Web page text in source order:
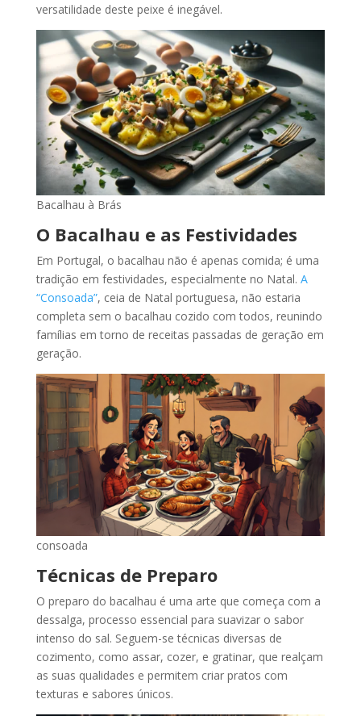
versatilidade deste peixe é inegável.
Bacalhau à Brás
O Bacalhau e as Festividades
Em Portugal, o bacalhau não é apenas comida; é uma
tradição em festividades, especialmente no Natal. A
“Consoada”, ceia de Natal portuguesa, não estaria
completa sem o bacalhau cozido com todos, reunindo
famílias em torno de receitas passadas de geração em
geração.
consoada
Técnicas de Preparo
O preparo do bacalhau é uma arte que começa com a
dessalga, processo essencial para suavizar o sabor
intenso do sal. Seguem-se técnicas diversas de
cozimento, como assar, cozer, e gratinar, que realçam
as suas qualidades e permitem criar pratos com
texturas e sabores únicos.